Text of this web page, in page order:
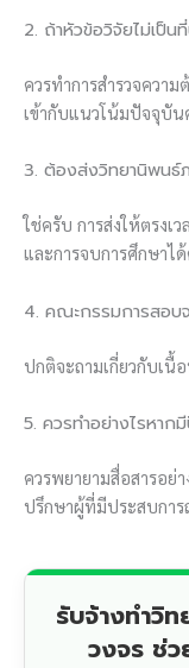
2. ถ้าหัวข้อวิจัยไม่เป็น
ควรทำการสำรวจควา
เข้ากับแนวโน้มปัจจุบัน
3. ต้องส่งวิทยานิพนธ์ภ
ใช่ครับ การส่งให้ตรงเ
และการจบการศึกษาไ
4. คณะกรรมการสอบจ
ปกติจะถามเกี่ยวกับเนื้
5. ควรทำอย่างไรหา
ควรพยายามสื่อสารอย่
ปรึกษาผู้ที่มีประสบกา
รับจ้างทำวิ
วงจร ช่ว